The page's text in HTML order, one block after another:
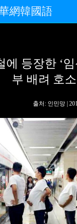
網韓國語
사회
핫 TV
에 등장한 ‘
부 배려 호소
출처: 인민망 |